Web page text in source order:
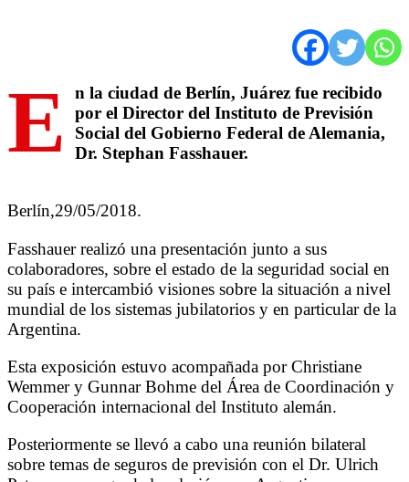
E
n la ciudad de Berlín, Juárez fue recibido
por el Director del Instituto de Previsión
Social del Gobierno Federal de Alemania,
Dr. Stephan Fasshauer.
Berlín,29/05/2018.
Fasshauer realizó una presentación junto a sus
colaboradores, sobre el estado de la seguridad social en
su país e intercambió visiones sobre la situación a nivel
mundial de los sistemas jubilatorios y en particular de la
Argentina.
Esta exposición estuvo acompañada por Christiane
Wemmer y Gunnar Bohme del Área de Coordinación y
Cooperación internacional del Instituto alemán.
Posteriormente se llevó a cabo una reunión bilateral
sobre temas de seguros de previsión con el Dr. Ulrich